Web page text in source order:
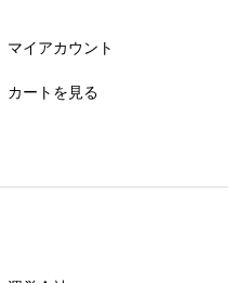
マイアカウント
カートを見る